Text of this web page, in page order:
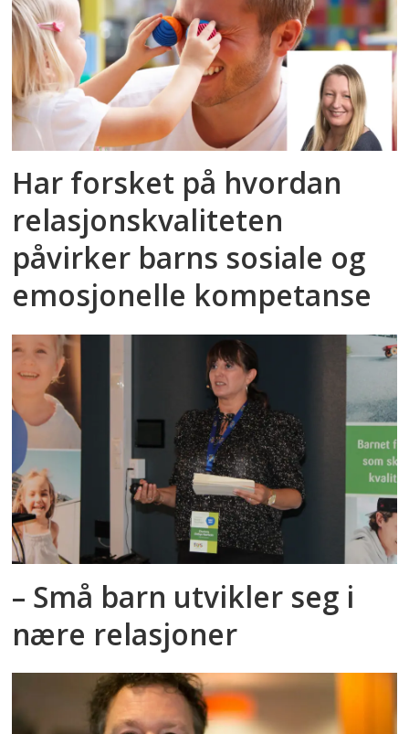
Har forsket på hvordan
relasjonskvaliteten
påvirker barns sosiale og
emosjonelle kompetanse
– Små barn utvikler seg i
nære relasjoner